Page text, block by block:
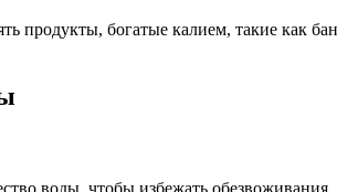
продукты, богатые калием, такие как
воды, чтобы избежать